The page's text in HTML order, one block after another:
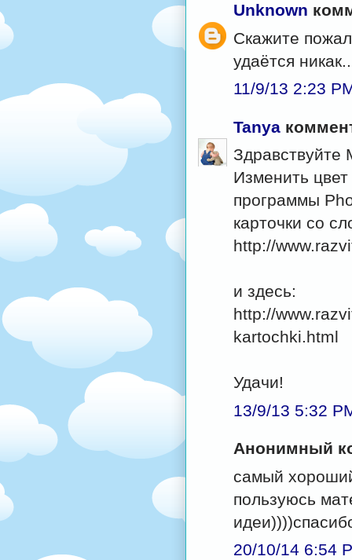
Unknown
Скажите
удаётся никак..
11/9/13 2:23
Tanya
Здравствуйте
Изменить
программы
карточки со
http://
и здесь:
http://
kartochki.html
Удачи!
13/9/13 5:32
Анонимный
самый
пользуюсь
20/10/14 6:54